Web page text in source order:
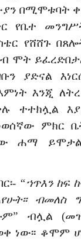
በሚሞቱባት
የቤተ
የሸሸጉ
ሞት
ያድናል
እንጂ
ተተክሏል
ምክር
ሐማ
“ኀጥእን ከፍ
ብመለስ
ብሏል
ነው፡፡ ቆሞም